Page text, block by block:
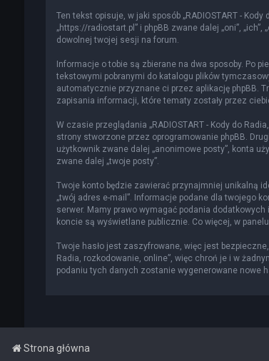
Ten tekst opisuje, w jaki sposób „RADIOSTART -
„https://radiostart.pl” i phpBB zwane dalej „oni”,
dowolnej twojej sesji na forum.
Informacje o tobie są zbierane na dwa sposoby. Po
tekstowymi pobranymi do katalogu plików
automatycznie przyznane ci przez aplikację phpBB.
zapisania informacji, które tematy zostały przez
W czasie przeglądania „RADIOSTART - Kody do
strony stworzone przez oprogramowanie phpBB.
użytkownik zwane dalej „anonimowe posty”, konta
zwane dalej „twoje posty”.
Twoje konto będzie zawierać przynajmniej unikalną
„twój adres e-mail”. Informacje podane dla twojego
serwer. Mamy prawo wymagać podania
koncie są wyświetlane publicznie. Co więcej, w
Twoje hasło jest zaszyfrowane, więc jest
Radia, rozkodowanie, online”, więc chroń je i w
podaniu tych danych zostanie wygenerowane nowe
Strona główna